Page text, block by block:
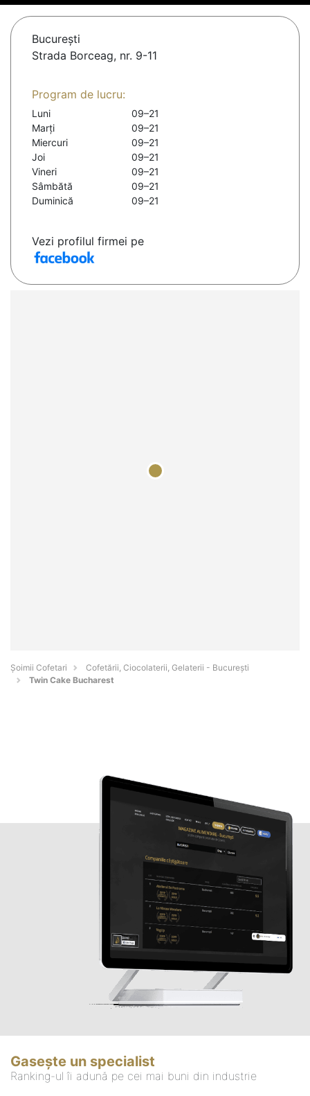
Bucureşti
Strada Borceag, nr. 9-11
Program de lucru:
Luni
09–21
Marți
09–21
Miercuri
09–21
Joi
09–21
Vineri
09–21
Sâmbătă
09–21
Duminică
09–21
Vezi profilul firmei pe
Șoimii Cofetari
Cofetării, Ciocolaterii, Gelaterii - Bucureşti
Twin Cake Bucharest
Gasește un specialist
Ranking-ul îi adună pe cei mai buni din industrie